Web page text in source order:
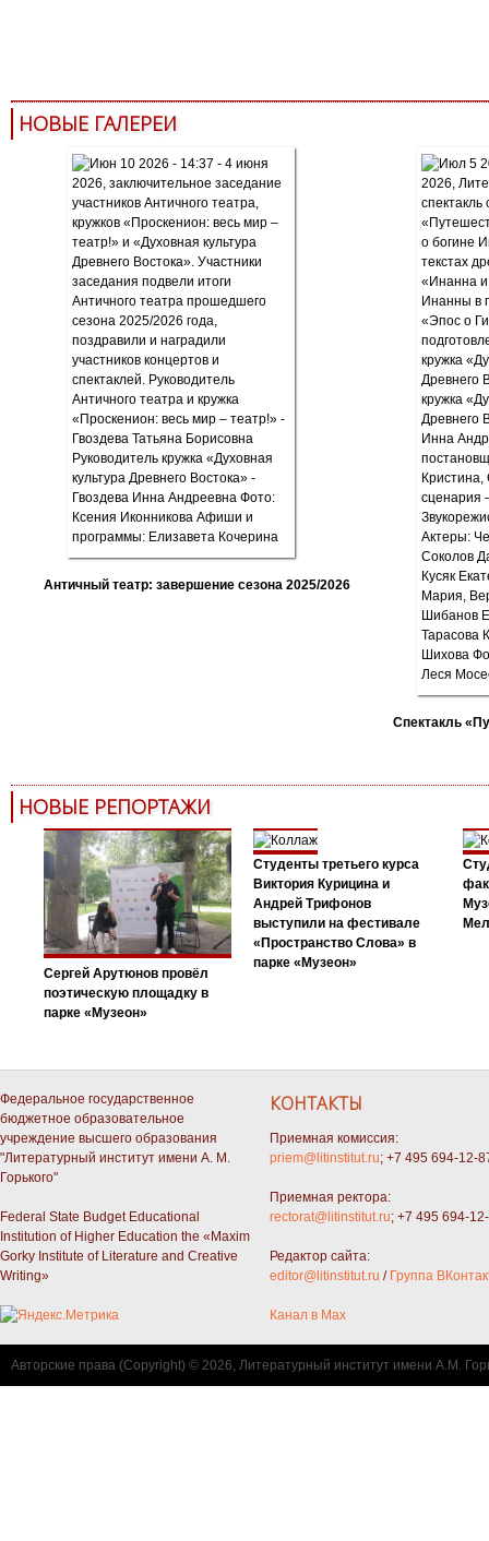
НОВЫЕ ГАЛЕРЕИ
Античный театр: завершение сезона 2025/2026
Спектакль
НОВЫЕ РЕПОРТАЖИ
Сергей Арутюнов провёл
поэтическую площадку в
парке «Музеон»
Студенты третьего курса
Виктория Курицина и
Андрей Трифонов
выступили на фестивале
«Пространство Слова» в
парке «Музеон»
Федеральное государственное
бюджетное образовательное
учреждение высшего образования
"Литературный институт имени А. М.
Горького"
Federal State Budget Educational
Institution of Higher Education the «Maxim
Gorky Institute of Literature and Creative
Writing»
КОНТАКТЫ
Приемная комиссия:
priem@litinstitut.ru; +7 495 694-12-
Приемная ректора:
rectorat@litinstitut.ru; +7 495 694-
Редактор сайта:
editor@litinstitut.ru / Группа
Канал в Max
Авторские права (Copyright) © 2026, Литературный институт имени А.М.